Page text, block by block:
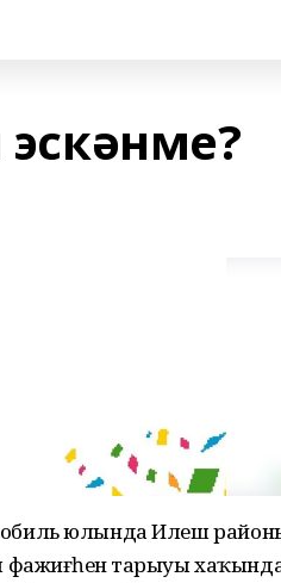
юлында Илеш
тарыуы хаҡында